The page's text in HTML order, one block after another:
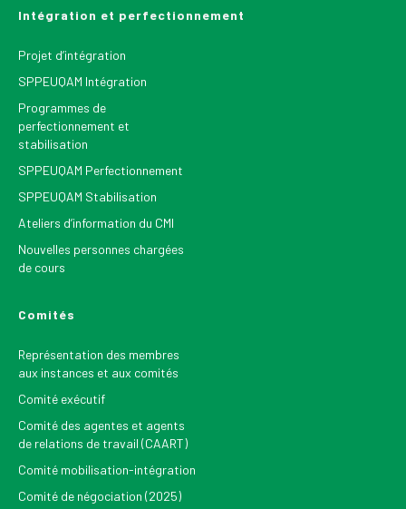
Intégration et perfectionnement
Projet d’intégration
SPPEUQAM Intégration
Programmes de
perfectionnement et
stabilisation
SPPEUQAM Perfectionnement
SPPEUQAM Stabilisation
Ateliers d’information du CMI
Nouvelles personnes chargées
de cours
Comités
Représentation des membres
aux instances et aux comités
Comité exécutif
Comité des agentes et agents
de relations de travail (CAART)
Comité mobilisation-intégration
Comité de négociation (2025)